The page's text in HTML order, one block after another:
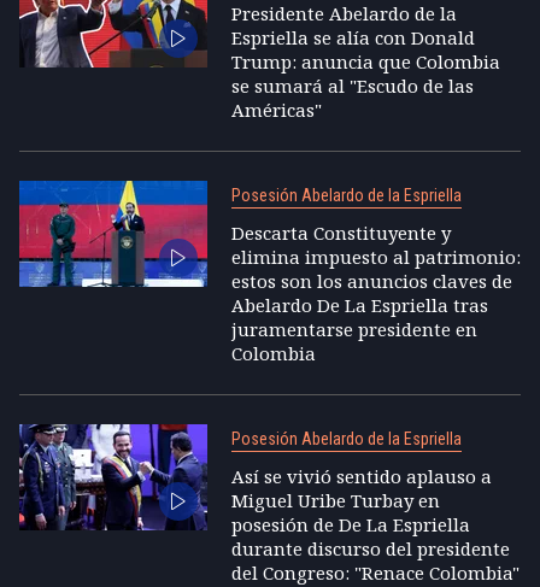
Presidente Abelardo de la
Espriella se alía con Donald
Trump: anuncia que Colombia
se sumará al "Escudo de las
Américas"
Posesión Abelardo de la Espriella
Descarta Constituyente y
elimina impuesto al patrimonio:
estos son los anuncios claves de
Abelardo De La Espriella tras
juramentarse presidente en
Colombia
Posesión Abelardo de la Espriella
Así se vivió sentido aplauso a
Miguel Uribe Turbay en
posesión de De La Espriella
durante discurso del presidente
del Congreso: "Renace Colombia"